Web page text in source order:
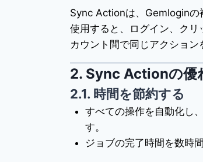
Sync Actionは、Gemloginの
使用すると、ログイン、ク
カウント間で同じアクション
2. Sync Actionの優
2.1. 時間を節約する
すべての操作を自動化し
す。
ジョブの完了時間を数時